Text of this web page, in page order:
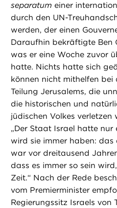
separatum einer
durch den UN-
werden, der einen
Daraufhin bekräftigte Ben
was er eine Woche zuvor
hatte. Nichts hatte sich
können nicht mithelfen bei
Teilung Jerusalems, die
die historischen und
jüdischen Volkes verletzen
„Der Staat Israel hatte
wird sie immer haben: das
war vor dreitausend
dass es immer so sein
Zeit.“ Nach der Rede
vom Premierminister
Regierungssitz Israels von